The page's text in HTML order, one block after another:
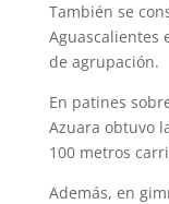
También se
Aguascalientes
de agrupación.
En patines
Azuara obtuvo
100 metros
Además, en